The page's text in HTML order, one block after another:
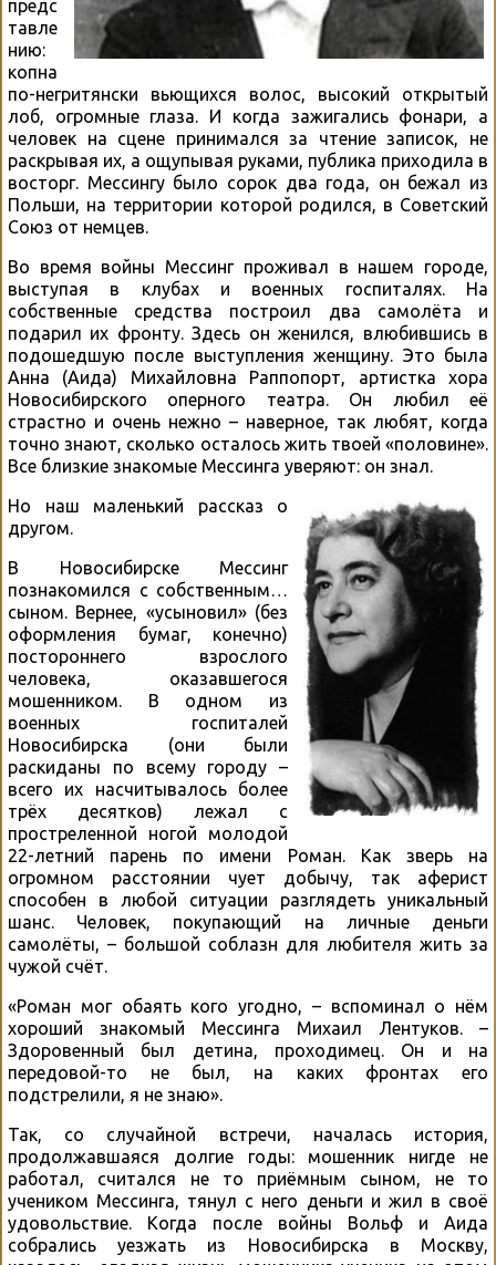
предс
тавле
нию:
копна
по-негритянски вьющихся волос, высокий открытый
лоб, огромные глаза. И когда зажигались фонари, а
человек на сцене принимался за чтение записок, не
раскрывая их, а ощупывая руками, публика приходила в
восторг. Мессингу было сорок два года, он бежал из
Польши, на территории которой родился, в Советский
Союз от немцев.
Во время войны Мессинг проживал в нашем городе,
выступая в клубах и военных госпиталях. На
собственные средства построил два самолёта и
подарил их фронту. Здесь он женился, влюбившись в
подошедшую после выступления женщину. Это была
Анна (Аида) Михайловна Раппопорт, артистка хора
Новосибирского оперного театра. Он любил её
страстно и очень нежно – наверное, так любят, когда
точно знают, сколько осталось жить твоей «половине».
Все близкие знакомые Мессинга уверяют: он знал.
Но наш маленький рассказ о
другом.
В Новосибирске Мессинг
познакомился с собственным…
сыном. Вернее, «усыновил» (без
оформления бумаг, конечно)
постороннего взрослого
человека, оказавшегося
мошенником. В одном из
военных госпиталей
Новосибирска (они были
раскиданы по всему городу –
всего их насчитывалось более
трёх десятков) лежал с
простреленной ногой молодой
22-летний парень по имени Роман. Как зверь на
огромном расстоянии чует добычу, так аферист
способен в любой ситуации разглядеть уникальный
шанс. Человек, покупающий на личные деньги
самолёты, – большой соблазн для любителя жить за
чужой счёт.
«Роман мог обаять кого угодно, – вспоминал о нём
хороший знакомый Мессинга Михаил Лентуков. –
Здоровенный был детина, проходимец. Он и на
передовой-то не был, на каких фронтах его
подстрелили, я не знаю».
Так, со случайной встречи, началась история,
продолжавшаяся долгие годы: мошенник нигде не
работал, считался не то приёмным сыном, не то
учеником Мессинга, тянул с него деньги и жил в своё
удовольствие. Когда после войны Вольф и Аида
собрались уезжать из Новосибирска в Москву,